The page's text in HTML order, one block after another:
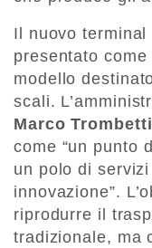
Il nuovo
presentato
modello
scali.
Marco Trombetti
come “un punto
un polo di
innovazione”.
riprodurre il
tradizionale, ma